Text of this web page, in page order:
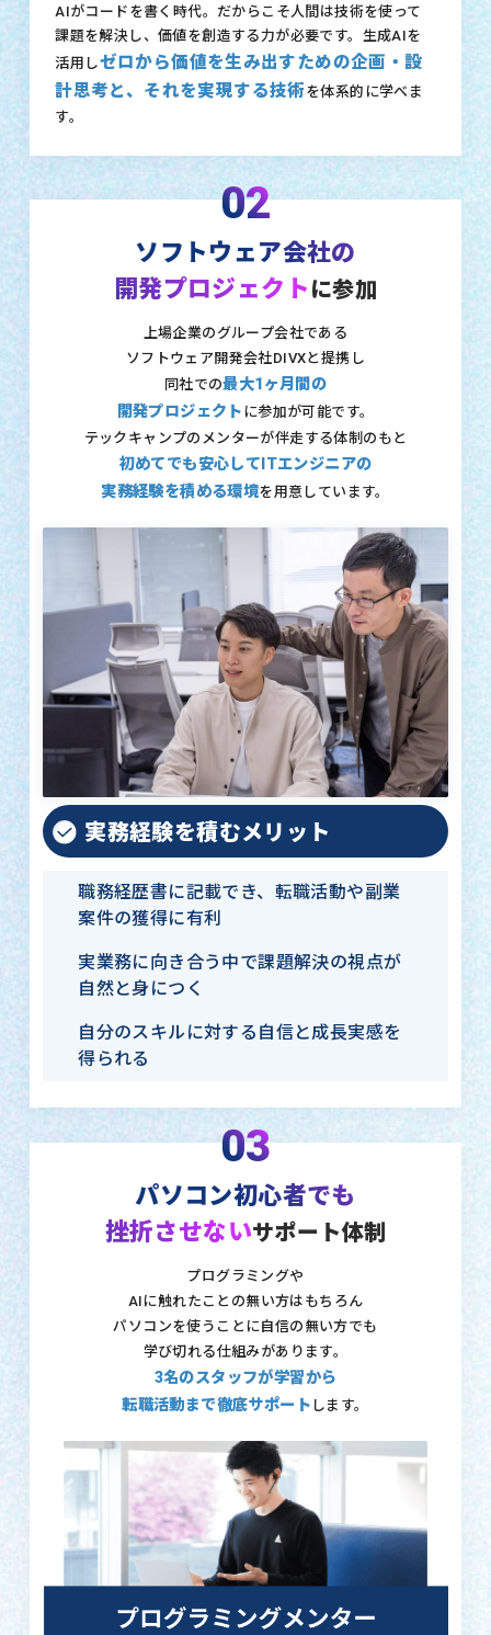
AIがコードを書く時代。だからこそ人間は技術を使って
課題を解決し、価値を創造する力が必要です。生成AIを
活用しゼロから価値を生み出すための企画・設
計思考と、それを実現する技術を体系的に学べま
す。
02
ソフトウェア会社の
開発プロジェクト に参加
上場企業のグループ会社である
ソフトウェア開発会社DIVXと提携し
同社での最大1ヶ月間の
開発プロジェクト に参加が可能です。
テックキャンプのメンターが伴走する体制のもと
初めてでも安心してITエンジニアの
実務経験を積める環境を用意しています。
実務経験を積むメリット
職務経歴書に記載でき、転職活動や副業
案件の獲得に有利
実業務に向き合う中で課題解決の視点が
自然と身につく
自分のスキルに対する自信と成長実感を
得られる
03
パソコン初心者でも
挫折させないサポート体制
プログラミングや
AIに触れたことの無い方はもちろん
パソコンを使うことに自信の無い方でも
学び切れる仕組みがあります。
3名のスタッフが学習から
転職活動まで徹底サポート します。